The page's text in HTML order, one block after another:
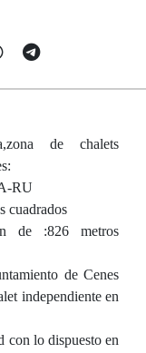
de chalets
RU
cuadrados
de :826 metros
de Cenes
independiente en
lo dispuesto en